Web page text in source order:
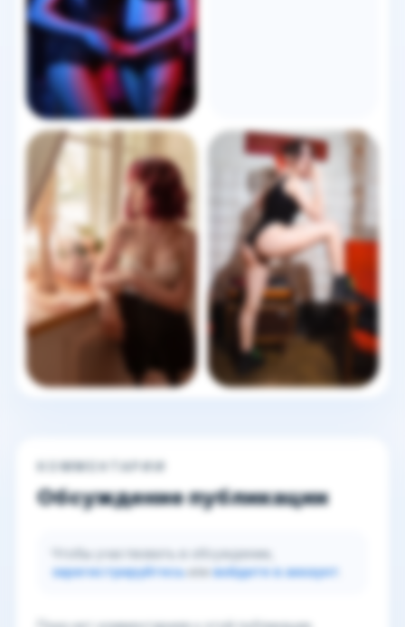
КОММЕНТАРИИ
Обсуждение публикации
Чтобы участвовать в обсуждении,
зарегистрируйтесьиливойдите в аккаунт